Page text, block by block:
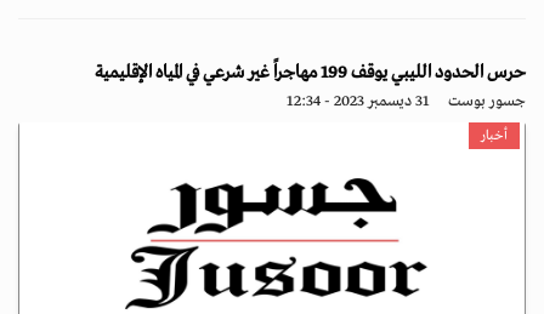
حرس الحدود الليبي يوقف 199 مهاجراً غير شرعي في المياه ‏الإقليمية
جسور بوست 31 ديسمبر 2023 - 12:34
أخبار